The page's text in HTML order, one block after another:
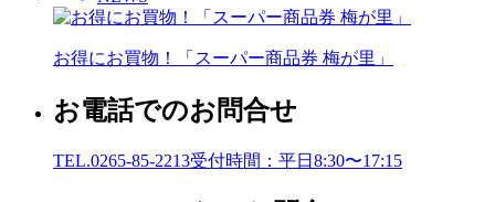
お得にお買物！「スーパー商品券 梅が里」
お電話でのお問合せ
TEL.0265-85-2213受付時間：平日8:30〜17:15